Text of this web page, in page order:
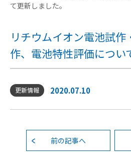
て更新しました。
リチウムイオン電池試
作、電池特性評価につい
更新情報 2020.07.10
前の記事へ